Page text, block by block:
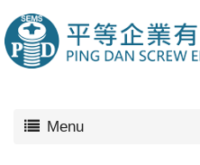
Menu